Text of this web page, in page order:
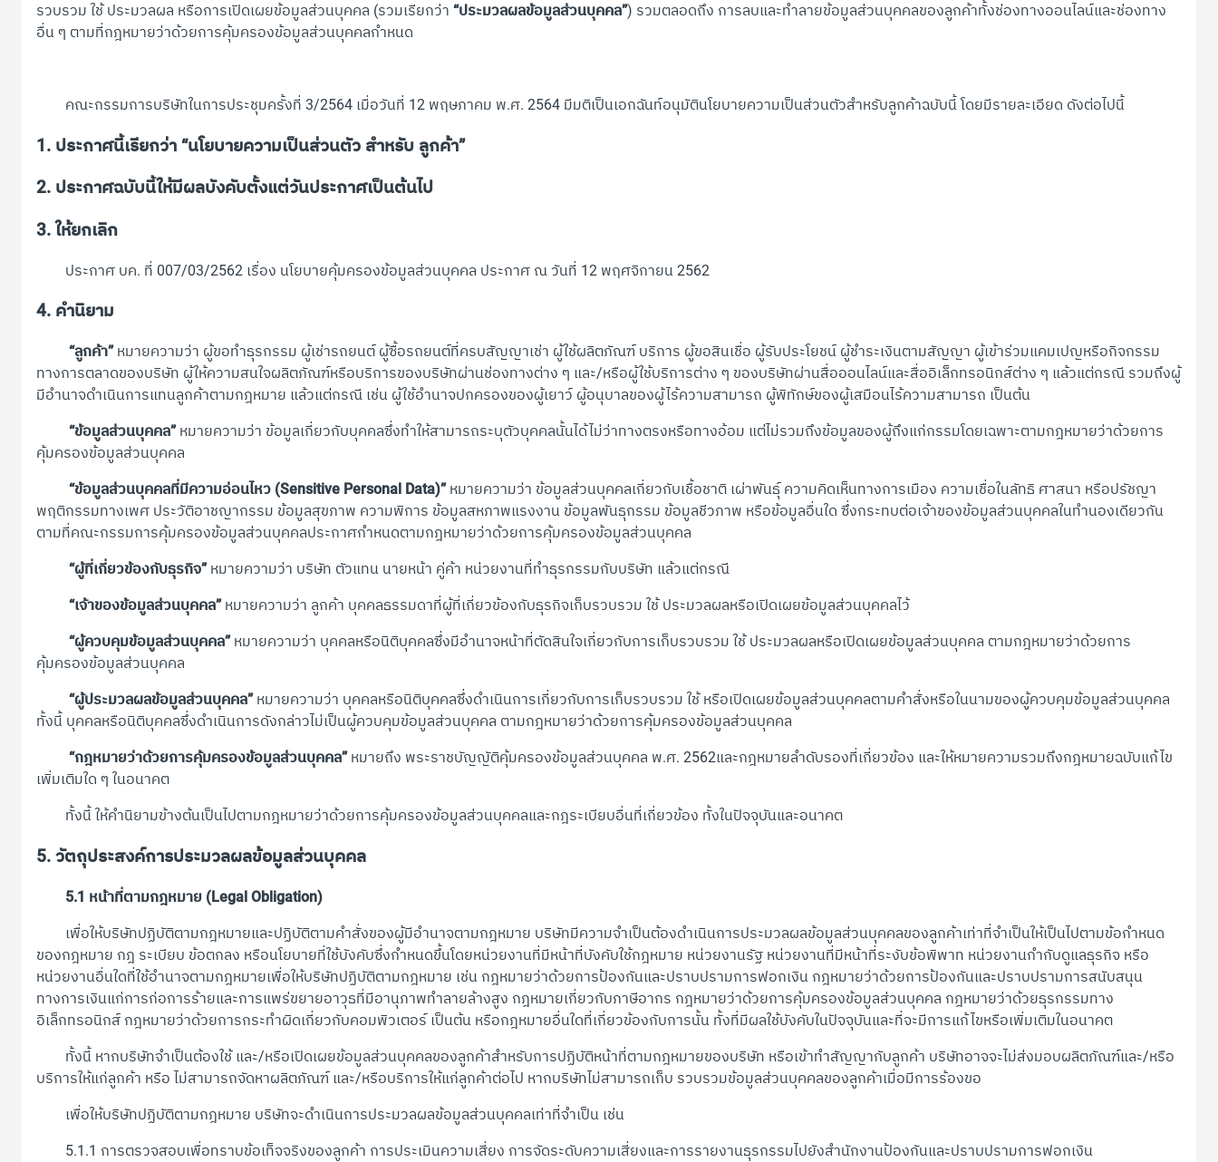
รวบรวม ใช้ ประมวลผล หรือการเปิดเผยข้อมูลส่วนบุคคล (รวมเรียกว่า “ประมวลผลข้อมูลส่วนบุคคล”) รวมตลอดถึง การลบและทำลายข้อมูลส่วนบุคคลของลูกค้าทั้งช่องทางออนไลน์และช่องทาง
อื่น ๆ ตามที่กฎหมายว่าด้วยการคุ้มครองข้อมูลส่วนบุคคลกำหนด
คณะกรรมการบริษัทในการประชุมครั้งที่ 3/2564 เมื่อวันที่ 12 พฤษภาคม พ.ศ. 2564 มีมติเป็นเอกฉันท์อนุมัตินโยบายความเป็นส่วนตัวสำหรับลูกค้าฉบับนี้ โดยมีรายละเอียด ดังต่อไปนี้
1. ประกาศนี้เรียกว่า “นโยบายความเป็นส่วนตัว สำหรับ ลูกค้า”
2. ประกาศฉบับนี้ให้มีผลบังคับตั้งแต่วันประกาศเป็นต้นไป
3. ให้ยกเลิก
ประกาศ บค. ที่ 007/03/2562 เรื่อง นโยบายคุ้มครองข้อมูลส่วนบุคคล ประกาศ ณ วันที่ 12 พฤศจิกายน 2562
4. คำนิยาม
“ลูกค้า”หมายความว่า ผู้ขอทำธุรกรรม ผู้เช่ารถยนต์ ผู้ซื้อรถยนต์ที่ครบสัญญาเช่า ผู้ใช้ผลิตภัณฑ์ บริการ ผู้ขอสินเชื่อ ผู้รับประโยชน์ ผู้ชำระเงินตามสัญญา ผู้เข้าร่วมแคมเปญหรือกิจกรรม
ทางการตลาดของบริษัท ผู้ให้ความสนใจผลิตภัณฑ์หรือบริการของบริษัทผ่านช่องทางต่าง ๆ และ/หรือผู้ใช้บริการต่าง ๆ ของบริษัทผ่านสื่อออนไลน์และสื่ออิเล็กทรอนิกส์ต่าง ๆ แล้วแต่กรณี รวมถึงผู้
มีอำนาจดำเนินการแทนลูกค้าตามกฎหมาย แล้วแต่กรณี เช่น ผู้ใช้อำนาจปกครองของผู้เยาว์ ผู้อนุบาลของผู้ไร้ความสามารถ ผู้พิทักษ์ของผู้เสมือนไร้ความสามารถ เป็นต้น
“ข้อมูลส่วนบุคคล”หมายความว่า ข้อมูลเกี่ยวกับบุคคลซึ่งทำให้สามารถระบุตัวบุคคลนั้นได้ไม่ว่าทางตรงหรือทางอ้อม แต่ไม่รวมถึงข้อมูลของผู้ถึงแก่กรรมโดยเฉพาะตามกฎหมายว่าด้วยการ
คุ้มครองข้อมูลส่วนบุคคล
“ข้อมูลส่วนบุคคลที่มีความอ่อนไหว (Sensitive Personal Data)”หมายความว่า ข้อมูลส่วนบุคคลเกี่ยวกับเชื้อชาติ เผ่าพันธุ์ ความคิดเห็นทางการเมือง ความเชื่อในลัทธิ ศาสนา หรือปรัชญา
พฤติกรรมทางเพศ ประวัติอาชญากรรม ข้อมูลสุขภาพ ความพิการ ข้อมูลสหภาพแรงงาน ข้อมูลพันธุกรรม ข้อมูลชีวภาพ หรือข้อมูลอื่นใด ซึ่งกระทบต่อเจ้าของข้อมูลส่วนบุคคลในทำนองเดียวกัน
ตามที่คณะกรรมการคุ้มครองข้อมูลส่วนบุคคลประกาศกำหนดตามกฎหมายว่าด้วยการคุ้มครองข้อมูลส่วนบุคคล
“ผู้ที่เกี่ยวข้องกับธุรกิจ”หมายความว่า บริษัท ตัวแทน นายหน้า คู่ค้า หน่วยงานที่ทำธุรกรรมกับบริษัท แล้วแต่กรณี
“เจ้าของข้อมูลส่วนบุคคล”หมายความว่า ลูกค้า บุคคลธรรมดาที่ผู้ที่เกี่ยวข้องกับธุรกิจเก็บรวบรวม ใช้ ประมวลผลหรือเปิดเผยข้อมูลส่วนบุคคลไว้
“ผู้ควบคุมข้อมูลส่วนบุคคล”หมายความว่า บุคคลหรือนิติบุคคลซึ่งมีอำนาจหน้าที่ตัดสินใจเกี่ยวกับการเก็บรวบรวม ใช้ ประมวลผลหรือเปิดเผยข้อมูลส่วนบุคคล ตามกฎหมายว่าด้วยการ
คุ้มครองข้อมูลส่วนบุคคล
“ผู้ประมวลผลข้อมูลส่วนบุคคล” หมายความว่า บุคคลหรือนิติบุคคลซึ่งดำเนินการเกี่ยวกับการเก็บรวบรวม ใช้ หรือเปิดเผยข้อมูลส่วนบุคคลตามคำสั่งหรือในนามของผู้ควบคุมข้อมูลส่วนบุคคล
ทั้งนี้ บุคคลหรือนิติบุคคลซึ่งดำเนินการดังกล่าวไม่เป็นผู้ควบคุมข้อมูลส่วนบุคคล ตามกฎหมายว่าด้วยการคุ้มครองข้อมูลส่วนบุคคล
“กฎหมายว่าด้วยการคุ้มครองข้อมูลส่วนบุคคล”หมายถึง พระราชบัญญัติคุ้มครองข้อมูลส่วนบุคคล พ.ศ. 2562และกฎหมายลำดับรองที่เกี่ยวข้อง และให้หมายความรวมถึงกฎหมายฉบับแก้ไข
เพิ่มเติมใด ๆ ในอนาคต
ทั้งนี้ ให้คำนิยามข้างต้นเป็นไปตามกฎหมายว่าด้วยการคุ้มครองข้อมูลส่วนบุคคลและกฎระเบียบอื่นที่เกี่ยวข้อง ทั้งในปัจจุบันและอนาคต
5. วัตถุประสงค์การประมวลผลข้อมูลส่วนบุคคล
5.1 หน้าที่ตามกฎหมาย (Legal Obligation)
เพื่อให้บริษัทปฏิบัติตามกฎหมายและปฏิบัติตามคำสั่งของผู้มีอำนาจตามกฎหมาย บริษัทมีความจำเป็นต้องดำเนินการประมวลผลข้อมูลส่วนบุคคลของลูกค้าเท่าที่จำเป็นให้เป็นไปตามข้อกำหนด
ของกฎหมาย กฎ ระเบียบ ข้อตกลง หรือนโยบายที่ใช้บังคับซึ่งกำหนดขึ้นโดยหน่วยงานที่มีหน้าที่บังคับใช้กฎหมาย หน่วยงานรัฐ หน่วยงานที่มีหน้าที่ระงับข้อพิพาท หน่วยงานกำกับดูแลธุรกิจ หรือ
หน่วยงานอื่นใดที่ใช้อำนาจตามกฎหมายเพื่อให้บริษัทปฏิบัติตามกฎหมาย เช่น กฎหมายว่าด้วยการป้องกันและปราบปรามการฟอกเงิน กฎหมายว่าด้วยการป้องกันและปราบปรามการสนับสนุน
ทางการเงินแก่การก่อการร้ายและการแพร่ขยายอาวุธที่มีอานุภาพทำลายล้างสูง กฎหมายเกี่ยวกับภาษีอากร กฎหมายว่าด้วยการคุ้มครองข้อมูลส่วนบุคคล กฎหมายว่าด้วยธุรกรรมทาง
อิเล็กทรอนิกส์ กฎหมายว่าด้วยการกระทำผิดเกี่ยวกับคอมพิวเตอร์ เป็นต้น หรือกฎหมายอื่นใดที่เกี่ยวข้องกับการนั้น ทั้งที่มีผลใช้บังคับในปัจจุบันและที่จะมีการแก้ไขหรือเพิ่มเติมในอนาคต
ทั้งนี้ หากบริษัทจำเป็นต้องใช้ และ/หรือเปิดเผยข้อมูลส่วนบุคคลของลูกค้าสำหรับการปฏิบัติหน้าที่ตามกฎหมายของบริษัท หรือเข้าทำสัญญากับลูกค้า บริษัทอาจจะไม่ส่งมอบผลิตภัณฑ์และ/หรือ
บริการให้แก่ลูกค้า หรือ ไม่สามารถจัดหาผลิตภัณฑ์ และ/หรือบริการให้แก่ลูกค้าต่อไป หากบริษัทไม่สามารถเก็บ รวบรวมข้อมูลส่วนบุคคลของลูกค้าเมื่อมีการร้องขอ
เพื่อให้บริษัทปฏิบัติตามกฎหมาย บริษัทจะดำเนินการประมวลผลข้อมูลส่วนบุคคลเท่าที่จำเป็น เช่น
5.1.1 การตรวจสอบเพื่อทราบข้อเท็จจริงของลูกค้า การประเมินความเสี่ยง การจัดระดับความเสี่ยงและการรายงานธุรกรรมไปยังสำนักงานป้องกันและปราบปรามการฟอกเงิน